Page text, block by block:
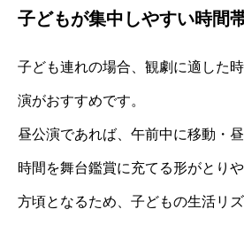
子どもが集中しやすい時間
子ども連れの場合、観劇に適した
演がおすすめです。
昼公演であれば、午前中に移動・
時間を舞台鑑賞に充てる形がとり
方頃となるため、子どもの生活リ